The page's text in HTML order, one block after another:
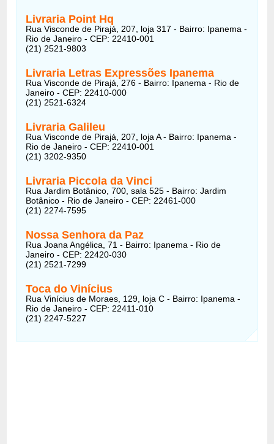
Livraria Point Hq
Rua Visconde de Pirajá, 207, loja 317 - Bairro: Ipanema -
Rio de Janeiro - CEP: 22410-001
(21) 2521-9803
Livraria Letras Expressões Ipanema
Rua Visconde de Pirajá, 276 - Bairro: Ipanema - Rio de
Janeiro - CEP: 22410-000
(21) 2521-6324
Livraria Galileu
Rua Visconde de Pirajá, 207, loja A - Bairro: Ipanema -
Rio de Janeiro - CEP: 22410-001
(21) 3202-9350
Livraria Piccola da Vinci
Rua Jardim Botânico, 700, sala 525 - Bairro: Jardim
Botânico - Rio de Janeiro - CEP: 22461-000
(21) 2274-7595
Nossa Senhora da Paz
Rua Joana Angélica, 71 - Bairro: Ipanema - Rio de
Janeiro - CEP: 22420-030
(21) 2521-7299
Toca do Vinícius
Rua Vinícius de Moraes, 129, loja C - Bairro: Ipanema -
Rio de Janeiro - CEP: 22411-010
(21) 2247-5227